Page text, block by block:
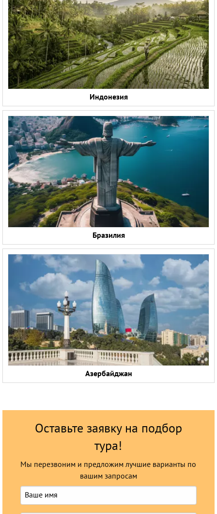
Индонезия
Бразилия
Азербайджан
Оставьте заявку на подбор
тура!
Мы перезвоним и предложим лучшие варианты по
вашим запросам